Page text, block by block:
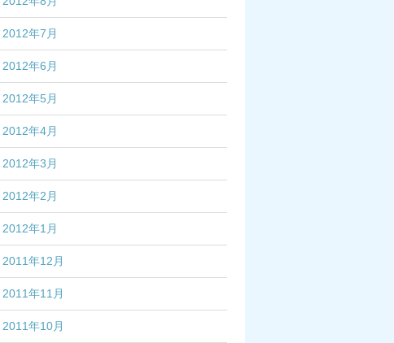
2012年7月
2012年6月
2012年5月
2012年4月
2012年3月
2012年2月
2012年1月
2011年12月
2011年11月
2011年10月